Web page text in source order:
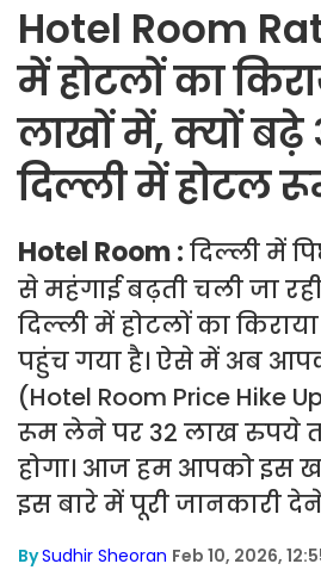
Hotel Room
में होटलों का
लाखों में, क्यों
दिल्ली में होटल
Hotel Room : दिल्ली में
से महंगाई बढ़ती चली जा
दिल्ली में होटलों का किराया
पहुंच गया है। ऐसे में अब
(Hotel Room Price Hike
रूम लेने पर 32 लाख रुपये
होगा। आज हम आपको इस
इस बारे में पूरी जानकारी
BySudhir Sheoran Feb 10, 2026,